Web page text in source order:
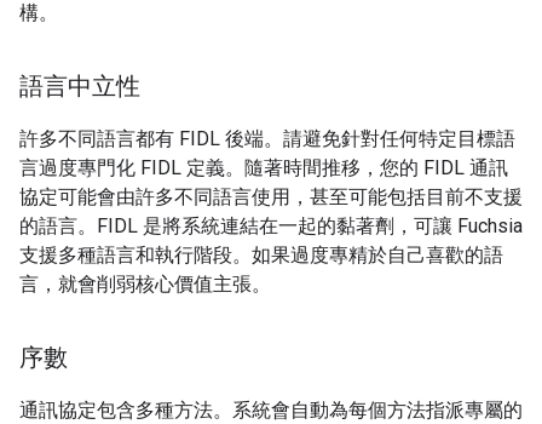
構。
語言中立性
許多不同語言都有 FIDL 後端。請避免針對任何特定目標語
言過度專門化 FIDL 定義。隨著時間推移，您的 FIDL 通訊
協定可能會由許多不同語言使用，甚至可能包括目前不支援
的語言。FIDL 是將系統連結在一起的黏著劑，可讓 Fuchsia
支援多種語言和執行階段。如果過度專精於自己喜歡的語
言，就會削弱核心價值主張。
序數
通訊協定包含多種方法。系統會自動為每個方法指派專屬的